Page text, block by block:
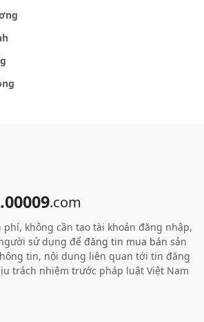
.com
phí, không cần tạo tài khoản đăng nhập,
sử dụng để đăng tin mua bán sản
tin, nội dung liên quan tới tin đăng
trách nhiệm trước pháp luật Việt Nam